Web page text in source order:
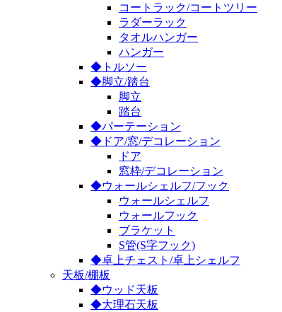
コートラック/コートツリー
ラダーラック
タオルハンガー
ハンガー
◆トルソー
◆脚立/踏台
脚立
踏台
◆パーテーション
◆ドア/窓/デコレーション
ドア
窓枠/デコレーション
◆ウォールシェルフ/フック
ウォールシェルフ
ウォールフック
ブラケット
S管(S字フック)
◆卓上チェスト/卓上シェルフ
天板/棚板
◆ウッド天板
◆大理石天板